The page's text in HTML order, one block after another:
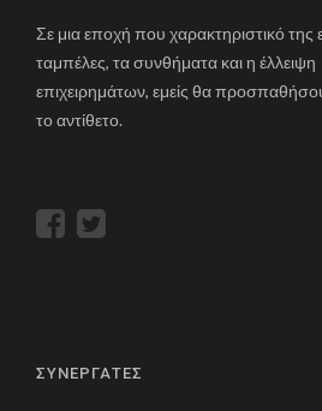
Σε μια εποχή που χαρακτηριστικό της
ταμπέλες, τα συνθήματα και η έλλειψη
επιχειρημάτων, εμείς θα
το αντίθετο.
ΣΥΝΕΡΓΑΤΕΣ